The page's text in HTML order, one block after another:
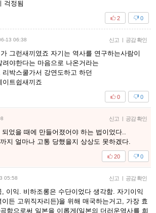
걱정됨
0
2
13 06:38 신고 | 공감 확인
그런새끼였죠 자기는 역사를 연구하는사람이
려야한다는 마음으로 나온거라는
박스쿨가서 강연도하고 하던
이트쉽새끼죠
0
0
신고 | 공감 확인
었을 때에 만들어졌어야 하는 법이었다..
지 얼마나 고통 당했을지 상상도 못하겠다.
0
20
05:58 신고 | 공감 확인
이익. 비하조롱은 수단이었다 생각함. 자기이익
든 고위직자리든)을 위해 매국하는거고, 가장 효
함으로써 일본을 이롭게(일본의 더러운역사를 희